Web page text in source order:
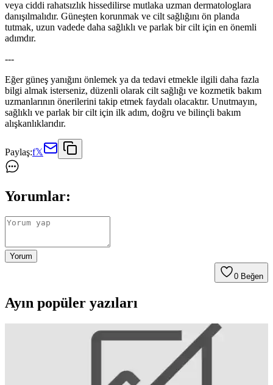
veya ciddi rahatsızlık hissedilirse mutlaka uzman dermatologlara
danışılmalıdır. Güneşten korunmak ve cilt sağlığını ön planda
tutmak, uzun vadede daha sağlıklı ve parlak bir cilt için en önemli
adımdır.
---
Eğer güneş yanığını önlemek ya da tedavi etmekle ilgili daha fazla
bilgi almak isterseniz, düzenli olarak cilt sağlığı ve kozmetik bakım
uzmanlarının önerilerini takip etmek faydalı olacaktır. Unutmayın,
sağlıklı ve parlak bir cilt için ilk adım, doğru ve bilinçli bakım
alışkanlıklarıdır.
Paylaş:f𝕏
Yorumlar:
Yorum
0 Beğen
Ayın popüler yazıları